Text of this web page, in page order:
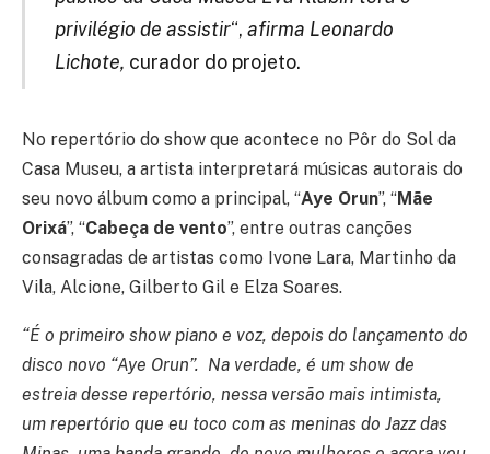
privilégio de assistir“, afirma Leonardo
Lichote, curador do projeto.
No repertório do show que acontece no Pôr do Sol da
Casa Museu, a artista interpretará músicas autorais do
seu novo álbum como a principal, “Aye Orun”, “Mãe
Orixá”, “Cabeça de vento”, entre outras canções
consagradas de artistas como Ivone Lara, Martinho da
Vila, Alcione, Gilberto Gil e Elza Soares.
“É o primeiro show piano e voz, depois do lançamento do
disco novo “Aye Orun”. Na verdade, é um show de
estreia desse repertório, nessa versão mais intimista,
um repertório que eu toco com as meninas do Jazz das